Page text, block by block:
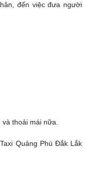
đến việc đưa người
thoải mái nữa.
Quảng Phú Đắk Lắk